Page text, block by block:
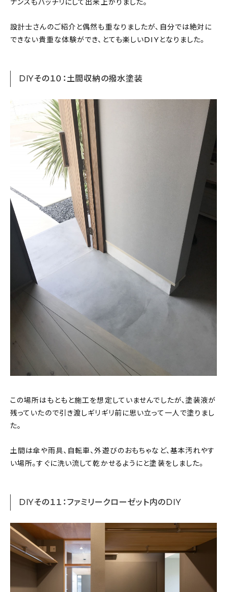
ナンスもバッチリにして出来上がりました。
設計士さんのご紹介と偶然も重なりましたが、自分では絶対に
できない貴重な体験ができ、とても楽しいDIYとなりました。
DIYその１０：土間収納の撥水塗装
この場所はもともと施工を想定していませんでしたが、塗装液が
残っていたので引き渡しギリギリ前に思い立って一人で塗りまし
た。
土間は傘や雨具、自転車、外遊びのおもちゃなど、基本汚れやす
い場所。すぐに洗い流して乾かせるようにと塗装をしました。
DIYその１１：ファミリークローゼット内のDIY